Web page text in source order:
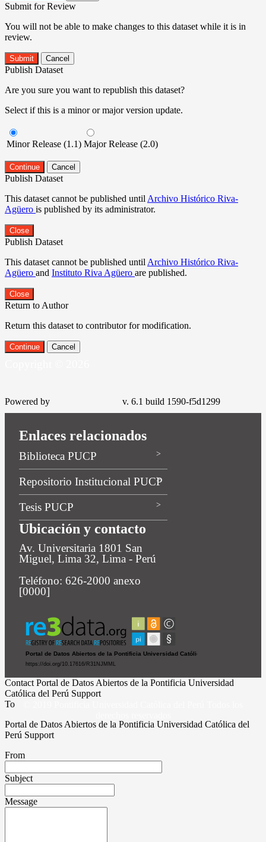
Submit for Review
You will not be able to make changes to this dataset while it is in
review.
Submit Cancel
Publish Dataset
Are you sure you want to republish this dataset?
Select if this is a minor or major version update.
Minor Release (1.1) Major Release (2.0)
Continue Cancel
Publish Dataset
This dataset cannot be published until Archivo Histórico Riva-
Agüero is published by its administrator.
Close
Publish Dataset
This dataset cannot be published until Archivo Histórico Riva-
Agüero and Instituto Riva Agüero are published.
Close
Return to Author
Return this dataset to contributor for modification.
Continue Cancel
Powered by v. 6.1 build 1590-f5d1299
Enlaces relacionados
Biblioteca PUCP
Repositorio Institucional PUCP
Tesis PUCP
Ubicación y contacto
Av. Universitaria 1801 San
Miguel, Lima 32, Lima - Perú
Teléfono: 626-2000 anexo
[0000]
Contact Portal de Datos Abiertos de la Pontificia Universidad
Católica del Perú Support
To
Portal de Datos Abiertos de la Pontificia Universidad Católica del
Perú Support
From
Subject
Message